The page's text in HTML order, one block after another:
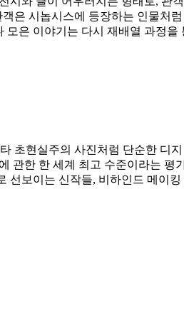
은 시놉시스에 등장하는 인물처
은 이야기는 다시 재배열 과정을
초현실주의 사진처럼 단순한 디
관한 한 세계 최고 수준이라는 평
보이는 신작들, 비하인드 메이